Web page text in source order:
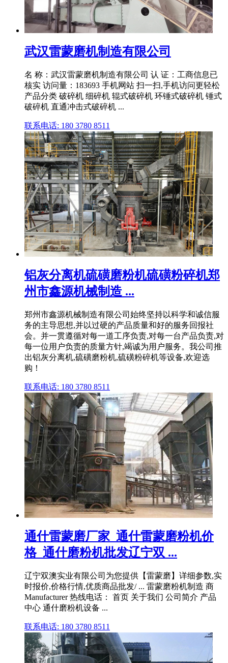
武汉雷蒙磨机制造有限公司
名 称：武汉雷蒙磨机制造有限公司 认 证：工商信息已
核实 访问量：183693 手机网站 扫一扫,手机访问更轻松
产品分类 破碎机 细碎机 辊式破碎机 环锤式破碎机 锤式
破碎机 直通冲击式破碎机 ...
联系电话: 180 3780 8511
铝灰分离机硫磺磨粉机硫磺粉碎机郑
州市鑫源机械制造 ...
郑州市鑫源机械制造有限公司始终坚持以科学和诚信服
务的主导思想,并以过硬的产品质量和好的服务回报社
会。并一贯遵循对每一道工序负责,对每一台产品负责,对
每一位用户负责的质量方针,竭诚为用户服务。我公司推
出铝灰分离机,硫磺磨粉机,硫磺粉碎机等设备,欢迎选
购！
联系电话: 180 3780 8511
通什雷蒙磨厂家_通什雷蒙磨粉机价
格_通什磨粉机批发辽宁双 ...
辽宁双澳实业有限公司为您提供【雷蒙磨】详细参数,实
时报价,价格行情,优质商品批发/ ... 雷蒙磨粉机制造 商
Manufacturer 热线电话： 首页 关于我们 公司简介 产品
中心 通什磨粉机设备 ...
联系电话: 180 3780 8511